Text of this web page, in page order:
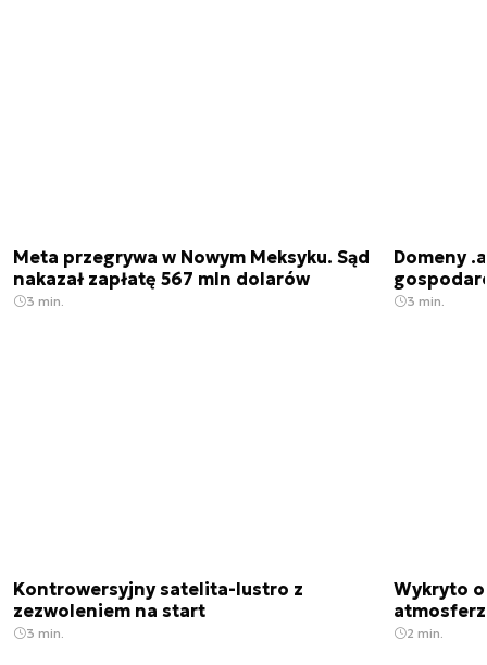
Meta przegrywa w Nowym Meksyku. Sąd
nakazał zapłatę 567 mln dolarów
3 min.
Domeny
3 min.
Kontrowersyjny satelita-lustro z
zezwoleniem na start
3 min.
Wykryto
2 min.